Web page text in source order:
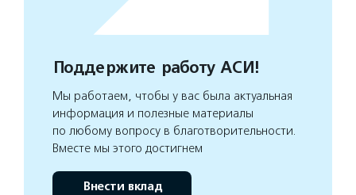
Поддержите работу АСИ!
Мы работаем, чтобы у вас была актуальная
информация и полезные материалы
по любому вопросу в благотворительности.
Вместе мы этого достигнем
Внести вклад